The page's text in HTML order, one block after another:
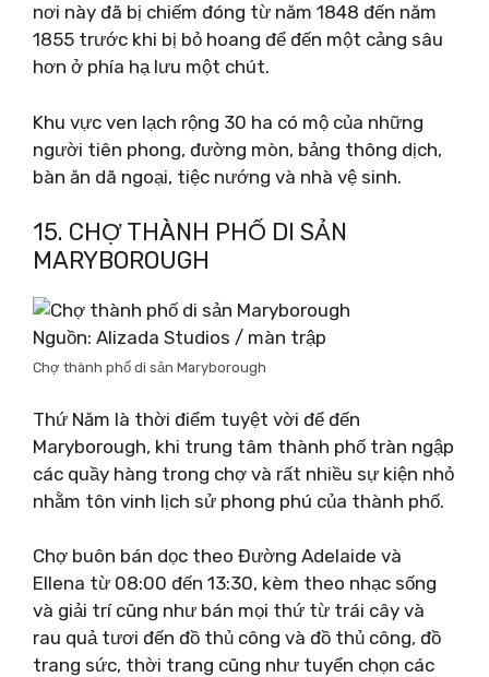
nơi này đã bị chiếm đóng từ năm 1848 đến năm
1855 trước khi bị bỏ hoang để đến một cảng sâu
hơn ở phía hạ lưu một chút.
Khu vực ven lạch rộng 30 ha có mộ của những
người tiên phong, đường mòn, bảng thông dịch,
bàn ăn dã ngoại, tiệc nướng và nhà vệ sinh.
15. CHỢ THÀNH PHỐ DI SẢN
MARYBOROUGH
Nguồn: Alizada Studios / màn trập
Chợ thành phố di sản Maryborough
Thứ Năm là thời điểm tuyệt vời để đến
Maryborough, khi trung tâm thành phố tràn ngập
các quầy hàng trong chợ và rất nhiều sự kiện nhỏ
nhằm tôn vinh lịch sử phong phú của thành phố.
Chợ buôn bán dọc theo Đường Adelaide và
Ellena từ 08:00 đến 13:30, kèm theo nhạc sống
và giải trí cũng như bán mọi thứ từ trái cây và
rau quả tươi đến đồ thủ công và đồ thủ công, đồ
trang sức, thời trang cũng như tuyển chọn các